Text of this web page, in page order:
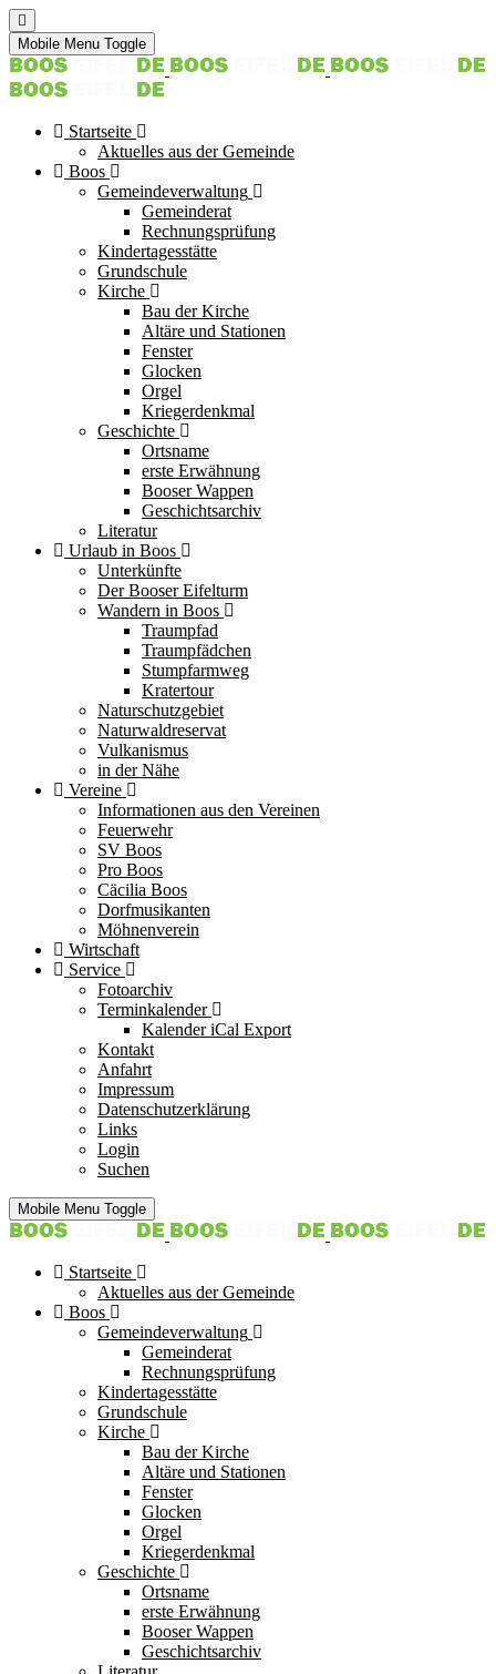
Mobile Menu Toggle
Startseite
Aktuelles aus der Gemeinde
Boos
Gemeindeverwaltung
Gemeinderat
Rechnungsprüfung
Kindertagesstätte
Grundschule
Kirche
Bau der Kirche
Altäre und Stationen
Fenster
Glocken
Orgel
Kriegerdenkmal
Geschichte
Ortsname
erste Erwähnung
Booser Wappen
Geschichtsarchiv
Literatur
Urlaub in Boos
Unterkünfte
Der Booser Eifelturm
Wandern in Boos
Traumpfad
Traumpfädchen
Stumpfarmweg
Kratertour
Naturschutzgebiet
Naturwaldreservat
Vulkanismus
in der Nähe
Vereine
Informationen aus den Vereinen
Feuerwehr
SV Boos
Pro Boos
Cäcilia Boos
Dorfmusikanten
Möhnenverein
Wirtschaft
Service
Fotoarchiv
Terminkalender
Kalender iCal Export
Kontakt
Anfahrt
Impressum
Datenschutzerklärung
Links
Login
Suchen
Mobile Menu Toggle
Startseite
Aktuelles aus der Gemeinde
Boos
Gemeindeverwaltung
Gemeinderat
Rechnungsprüfung
Kindertagesstätte
Grundschule
Kirche
Bau der Kirche
Altäre und Stationen
Fenster
Glocken
Orgel
Kriegerdenkmal
Geschichte
Ortsname
erste Erwähnung
Booser Wappen
Geschichtsarchiv